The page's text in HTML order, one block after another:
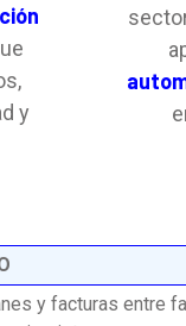
y
y facturas entre